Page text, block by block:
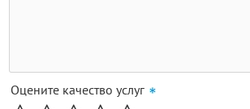
Оцените качество услуг